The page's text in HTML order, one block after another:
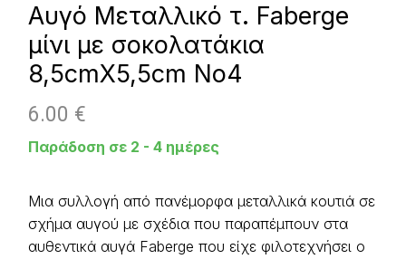
Αυγό Μεταλλικό τ. Faberge
μίνι με σοκολατάκια
8,5cmX5,5cm Νο4
6.00 €
Παράδοση σε 2 - 4 ημέρες
Μια συλλογή από πανέμορφα μεταλλικά κουτιά σε
σχήμα αυγού με σχέδια που παραπέμπουν στα
αυθεντικά αυγά Faberge που είχε φιλοτεχνήσει ο